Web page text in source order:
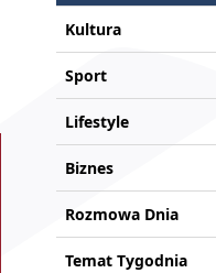
Kultura
Sport
Lifestyle
Biznes
Rozmowa Dnia
Temat Tygodnia